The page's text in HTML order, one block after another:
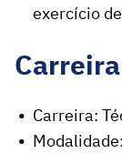
exercício
Carreira: